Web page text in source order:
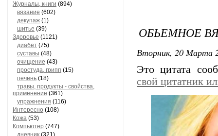
Журналы, книги (894)
вязание (602)
декупаж (1)
шитье (39)
Здоровье (1121)
диабет (75)
суставы (48)
очищение (43)
простуда, грипп (15)
печень (18)
травы, продукты - свойства,
применение (361)
упражнения (116)
Интересно (108)
Кожа (53)
Компьютер (747)
дневник (321)
ОБЬЕМНОЕ
Вторник, 20 Марта
Это цитата
свой цитатник